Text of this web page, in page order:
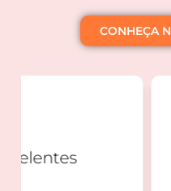
CONHEÇA
Participei da
que